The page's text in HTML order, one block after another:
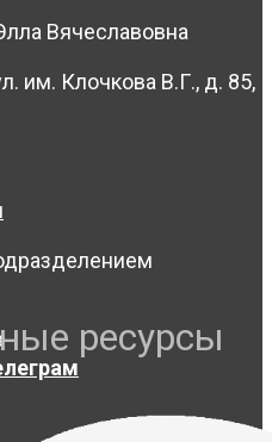
Вячеславовна
им. Клочкова В.Г., д. 85,
ресурсы